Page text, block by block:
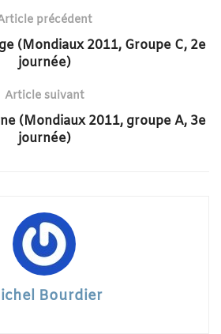
précédent
(Mondiaux 2011, Groupe C, 2e
journée)
Article suivant
(Mondiaux 2011, groupe A, 3e
journée)
Bourdier